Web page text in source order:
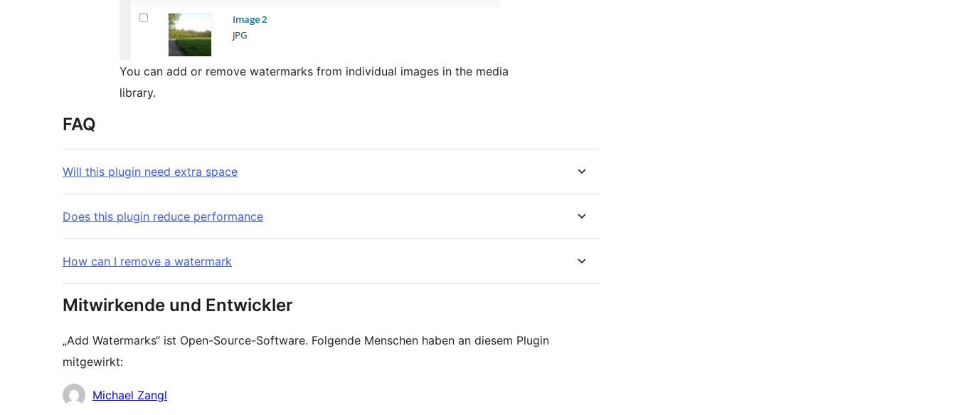
You can add or remove watermarks from individual images in the media
library.
FAQ
Will this plugin need extra space
Does this plugin reduce performance
How can I remove a watermark
Mitwirkende und Entwickler
„Add Watermarks“ ist Open-Source-Software. Folgende Menschen haben an diesem Plugin
mitgewirkt:
Mitwirkende
Michael Zangl